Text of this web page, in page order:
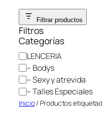
Saltar
contenido
Filtrar productos
Filtros
Categorías
C
a
t
e
g
o
LENCERIA
– Bodys
– Sexy y atrevida
– Talles Especiales
Inicio/ Productos